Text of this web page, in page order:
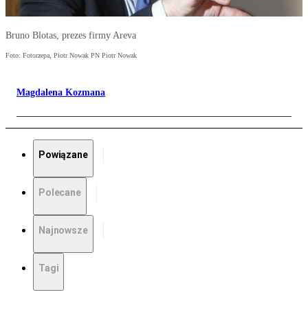
Bruno Blotas, prezes firmy Areva
Foto: Fotorzepa, Piotr Nowak PN Piotr Nowak
Magdalena Kozmana
Powiązane
Polecane
Najnowsze
Tagi